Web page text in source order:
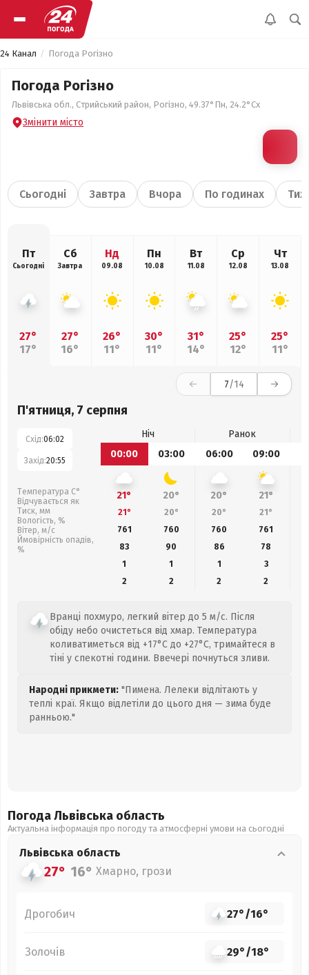
24 Канал Погода Рогізно
Погода Рогізно
Львівська обл., Стрийський район, Рогізно, 49.37°Пн, 24.2°Сх
Змінити місто
Сьогодні Завтра Вчора По годинах
Пт
Сьогодні
27°
17°
Сб
Завтра
27°
16°
Нд
09.08
26°
11°
Пн
10.08
30°
11°
Вт
11.08
31°
14°
Ср
12.08
25°
12°
Чт
13.08
25°
11°
7/14
П'ятниця, 7 серпня
Схід:06:02
Захід:20:55
Температура С°
Відчувається як
Тиск, мм
Вологість, %
Вітер, м/с
Ймовірність опадів,
%
Ніч
Ранок
00:00
03:00 06:00 09:00
21° 20° 20° 21°
21° 20° 20° 21°
761
760 760 761
83
90 86 78
1
1 1
3
2
2 2 2
Вранці похмуро, легкий вітер до 5 м/с. Після
обіду небо очистеться від хмар. Температура
коливатиметься від +17°C до +27°C, тримайтеся в
тіні у спекотні години. Ввечері почнуться зливи.
Народні прикмети: "Пимена. Лелеки відлітають у
теплі краї. Якщо відлетіли до цього дня — зима буде
ранньою."
Погода Львівська область
Актуальна інформація про погоду та атмосферні умови на сьогодні
Львівська область
27° 16° Хмарно, грози
Дрогобич 27°/16°
Золочів 29°/18°